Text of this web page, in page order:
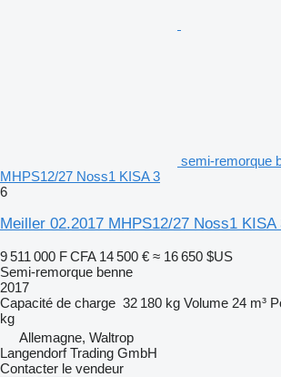
semi-remorque
MHPS12/27 Noss1 KISA 3
6
Meiller 02.2017 MHPS12/27 Noss1 KISA
9 511 000 F CFA 14 500 € ≈ 16 650 $US
Semi-remorque benne
2017
Capacité de charge 32 180 kg Volume 24 m³
kg
Allemagne, Waltrop
Langendorf Trading GmbH
Contacter le vendeur